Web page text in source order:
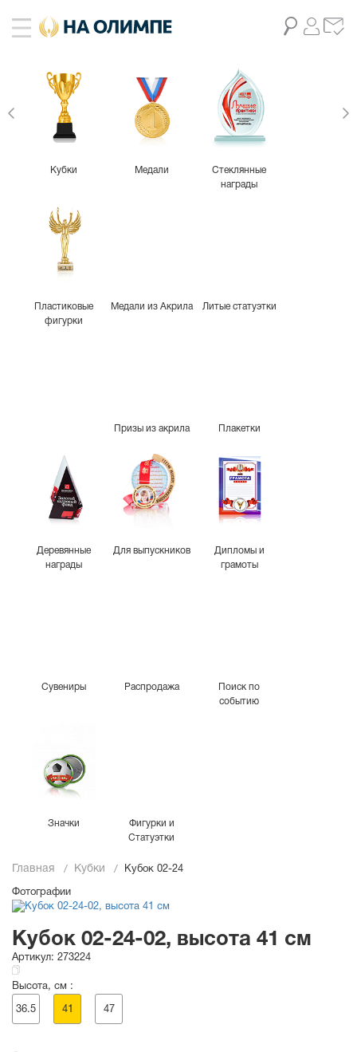
Кубки Медали
Стеклянные
награды
Пластиковые
фигурки
Медали из Акрила Литые статуэтки
Призы из акрила Плакетки
Деревянные
награды
Для выпускников
Дипломы и
грамоты
Сувениры Распродажа
Поиск по
событию
Значки
Фигурки и
Статуэтки
Главная Кубки Кубок 02-24
Фотографии
Кубок 02-24-02, высота 41 см
Артикул: 273224
Высота, см :
36.5 41 47